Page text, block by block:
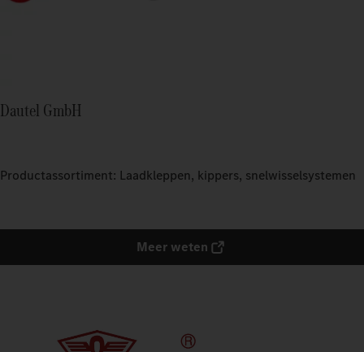
Dautel GmbH
Productassortiment: Laadkleppen, kippers, snelwisselsystemen
Meer weten